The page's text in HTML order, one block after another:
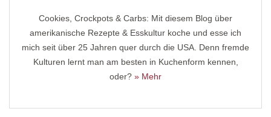
Cookies, Crockpots & Carbs: Mit diesem Blog über
amerikanische Rezepte & Esskultur koche und esse ich
mich seit über 25 Jahren quer durch die USA. Denn fremde
Kulturen lernt man am besten in Kuchenform kennen,
oder? » Mehr